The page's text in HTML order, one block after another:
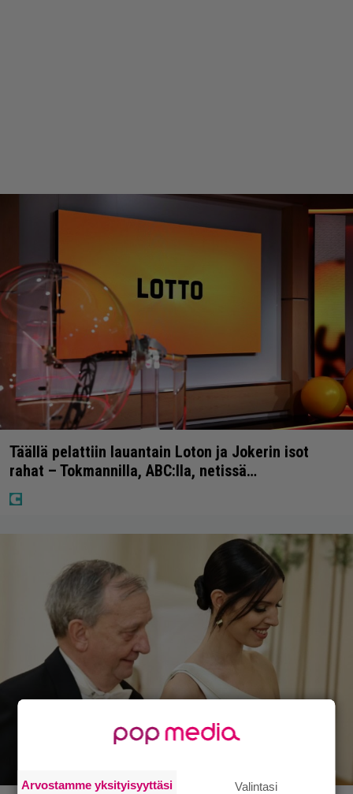
Täällä pelattiin lauantain Loton ja Jokerin isot
rahat – Tokmannilla, ABC:lla, netissä…
Arvostamme yksityisyyttäsi Valintasi